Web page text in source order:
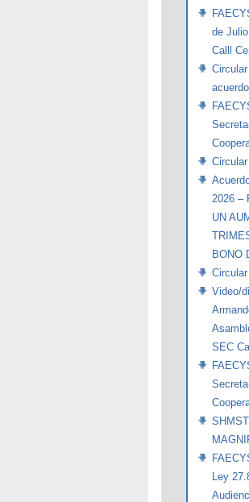
de
Calll
2026 –
UN
BONO
Video/
SEC
Ley